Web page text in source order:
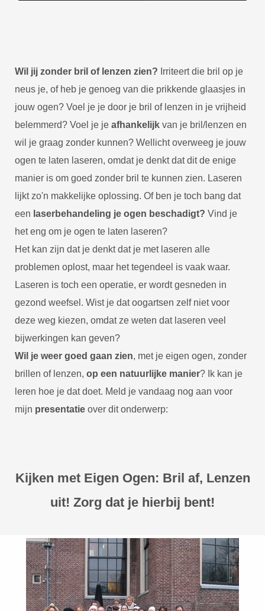
Wil jij zonder bril of lenzen zien? Irriteert die bril op je
neus je, of heb je genoeg van die prikkende glaasjes in
jouw ogen? Voel je je door je bril of lenzen in je vrijheid
belemmerd? Voel je je afhankelijk van je bril/lenzen en
wil je graag zonder kunnen? Wellicht overweeg je jouw
ogen te laten laseren, omdat je denkt dat dit de enige
manier is om goed zonder bril te kunnen zien. Laseren
lijkt zo'n makkelijke oplossing. Of ben je toch bang dat
een laserbehandeling je ogen beschadigt? Vind je
het eng om je ogen te laten laseren?
Het kan zijn dat je denkt dat je met laseren alle
problemen oplost, maar het tegendeel is vaak waar.
Laseren is toch een operatie, er wordt gesneden in
gezond weefsel. Wist je dat oogartsen zelf niet voor
deze weg kiezen, omdat ze weten dat laseren veel
bijwerkingen kan geven?
Wil je weer goed gaan zien, met je eigen ogen, zonder
brillen of lenzen, op een natuurlijke manier? Ik kan je
leren hoe je dat doet. Meld je vandaag nog aan voor
mijn presentatie over dit onderwerp:
Kijken met Eigen Ogen: Bril af, Lenzen
uit! Zorg dat je hierbij bent!